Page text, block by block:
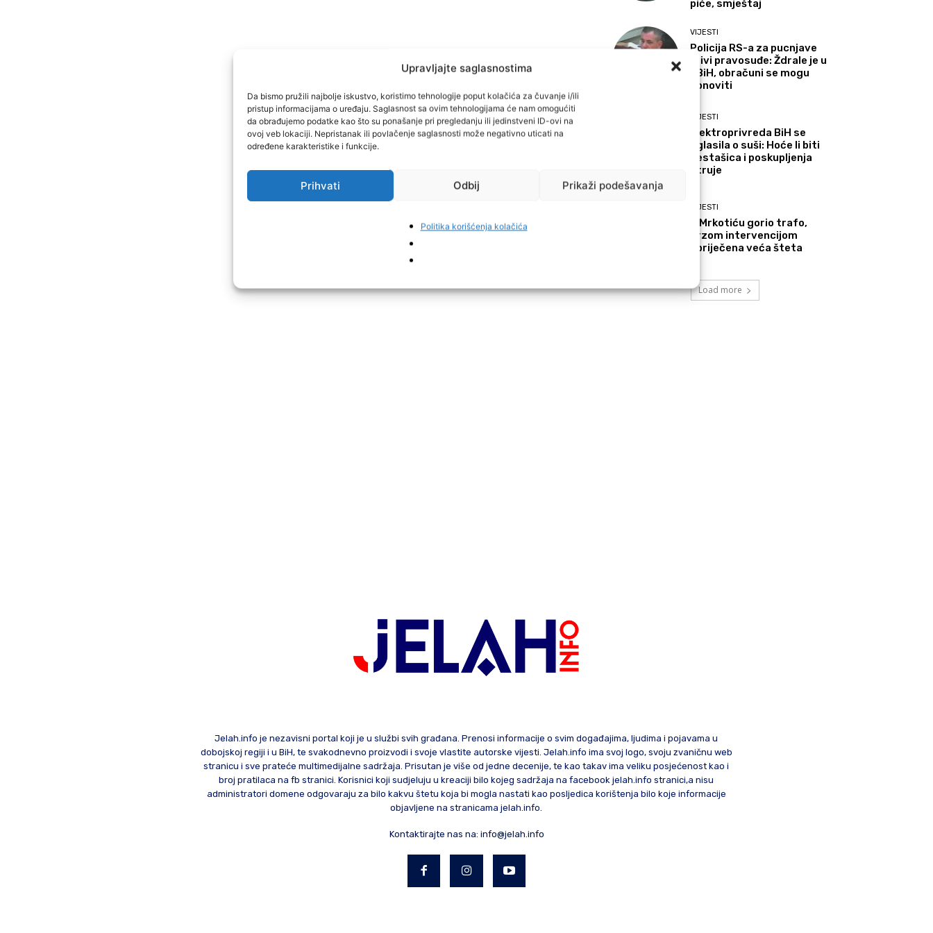
Upravljajte saglasnostima
Da bismo pružili najbolje iskustvo, koristimo tehnologije poput kolačića za čuvanje i/ili
pristup informacijama o uređaju. Saglasnost sa ovim tehnologijama će nam omogućiti
da obrađujemo podatke kao što su ponašanje pri pregledanju ili jedinstveni ID-ovi na
ovoj veb lokaciji. Nepristanak ili povlačenje saglasnosti može negativno uticati na
određene karakteristike i funkcije.
Prihvati Odbij Prikaži podešavanja
Politika korišćenja kolačića
piće, smještaj
VIJESTI
Policija RS-a za pucnjave
krivi pravosuđe: Ždrale je u
FBiH, obračuni se mogu
ponoviti
VIJESTI
Elektroprivreda BiH se
oglasila o suši: Hoće li biti
nestašica i poskupljenja
struje
VIJESTI
U Mrkotiću gorio trafo,
brzom intervencijom
spriječena veća šteta
Load more
Jelah.info je nezavisni portal koji je u službi svih građana. Prenosi informacije o svim događajima, ljudima i pojavama u
dobojskoj regiji i u BiH, te svakodnevno proizvodi i svoje vlastite autorske vijesti. Jelah.info ima svoj logo, svoju zvaničnu web
stranicu i sve prateće multimedijalne sadržaja. Prisutan je više od jedne decenije, te kao takav ima veliku posjećenost kao i
broj pratilaca na fb stranici. Korisnici koji sudjeluju u kreaciji bilo kojeg sadržaja na facebook jelah.info stranici,a nisu
administratori domene odgovaraju za bilo kakvu štetu koja bi mogla nastati kao posljedica korištenja bilo koje informacije
objavljene na stranicama jelah.info.
Kontaktirajte nas na: info@jelah.info